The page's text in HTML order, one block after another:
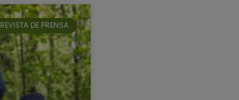
REVISTA DE PRENSA